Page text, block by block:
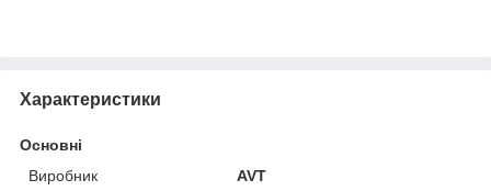
Характеристики
Основні
Виробник
AVT